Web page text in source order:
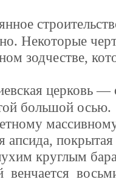
Некоторые
зодчестве,
церковь —
большой осью.
апсида,
круглым
венчается